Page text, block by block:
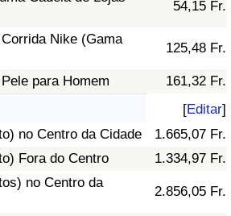
54,15 Fr.
Nike (Gama
125,48 Fr.
para Homem 161,32 Fr.
[Editar]
no Centro da Cidade
1.665,07 Fr.
Fora do Centro
1.334,97 Fr.
no Centro da
2.856,05 Fr.